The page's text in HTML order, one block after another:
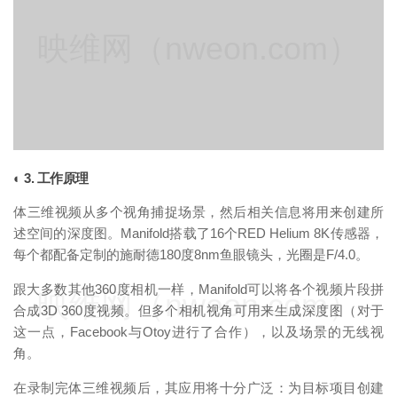
◐ 3. 工作原理
体三维视频从多个视角捕捉场景，然后相关信息将用来创建所
述空间的深度图。Manifold搭载了16个RED Helium 8K传感器，
每个都配备定制的施耐德180度8nm鱼眼镜头，光圈是F/4.0。
跟大多数其他360度相机一样，Manifold可以将各个视频片段拼
合成3D 360度视频。但多个相机视角可用来生成深度图（对于
这一点，Facebook与Otoy进行了合作），以及场景的无线视
角。
在录制完体三维视频后，其应用将十分广泛：为目标项目创建
映维网（nweon.com）